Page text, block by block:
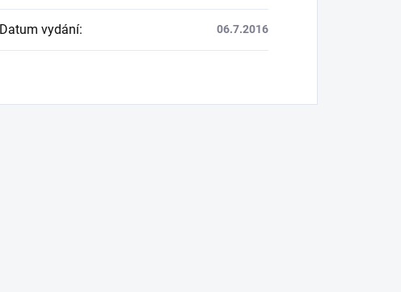
Datum vydání: 06.7.2016